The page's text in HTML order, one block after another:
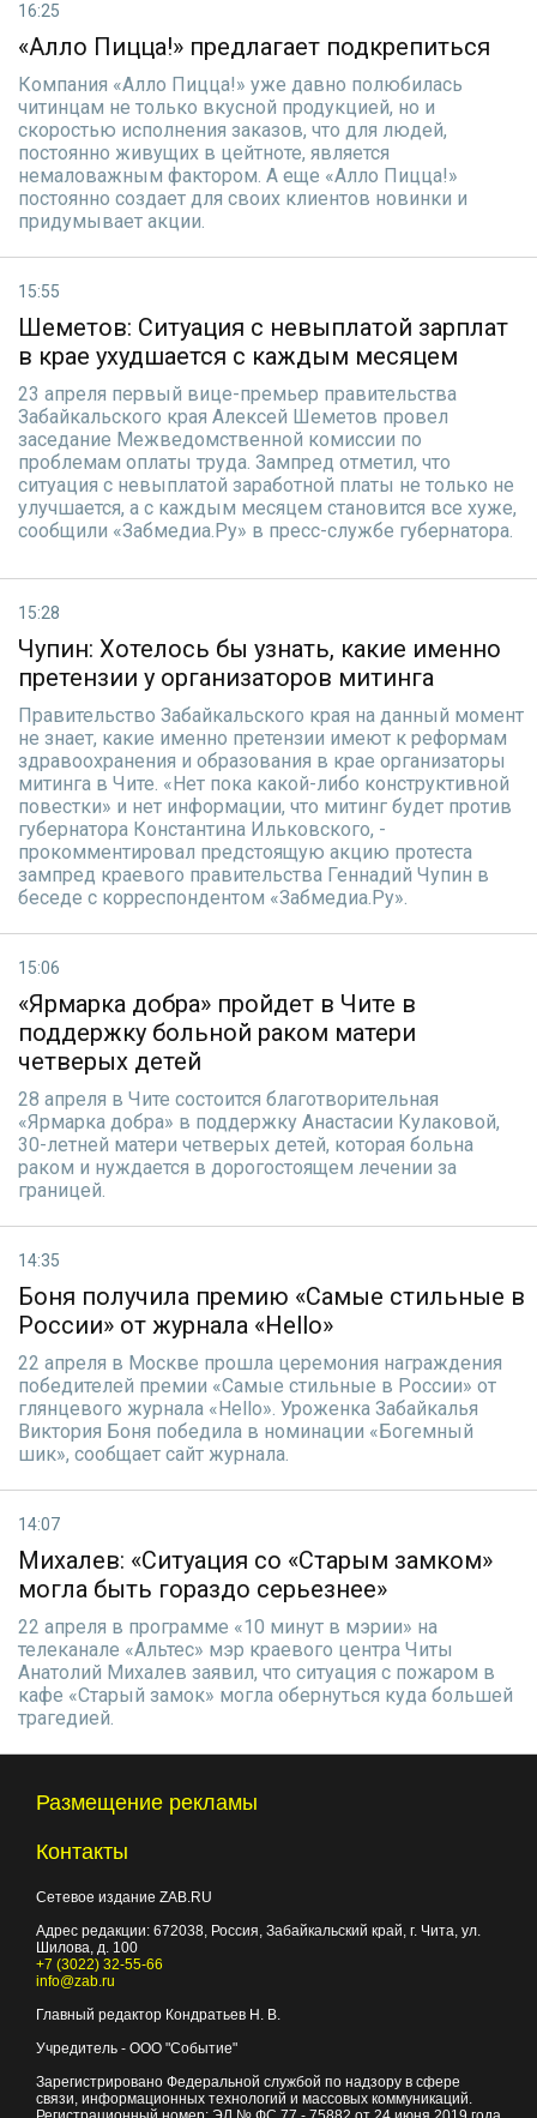
16:25
«Алло Пицца!» предлагает подкрепиться
Компания «Алло Пицца!» уже давно полюбилась
читинцам не только вкусной продукцией, но и
скоростью исполнения заказов, что для людей,
постоянно живущих в цейтноте, является
немаловажным фактором. А еще «Алло Пицца!»
постоянно создает для своих клиентов новинки и
придумывает акции.
15:55
Шеметов: Ситуация с невыплатой зарплат
в крае ухудшается с каждым месяцем
23 апреля первый вице-премьер правительства
Забайкальского края Алексей Шеметов провел
заседание Межведомственной комиссии по
проблемам оплаты труда. Зампред отметил, что
ситуация с невыплатой заработной платы не только не
улучшается, а с каждым месяцем становится все хуже,
сообщили «Забмедиа.Ру» в пресс-службе губернатора.
15:28
Чупин: Хотелось бы узнать, какие именно
претензии у организаторов митинга
Правительство Забайкальского края на данный момент
не знает, какие именно претензии имеют к реформам
здравоохранения и образования в крае организаторы
митинга в Чите. «Нет пока какой-либо конструктивной
повестки» и нет информации, что митинг будет против
губернатора Константина Ильковского, -
прокомментировал предстоящую акцию протеста
зампред краевого правительства Геннадий Чупин в
беседе с корреспондентом «Забмедиа.Ру».
15:06
«Ярмарка добра» пройдет в Чите в
поддержку больной раком матери
четверых детей
28 апреля в Чите состоится благотворительная
«Ярмарка добра» в поддержку Анастасии Кулаковой,
30-летней матери четверых детей, которая больна
раком и нуждается в дорогостоящем лечении за
границей.
14:35
Боня получила премию «Самые стильные в
России» от журнала «Hello»
22 апреля в Москве прошла церемония награждения
победителей премии «Самые стильные в России» от
глянцевого журнала «Hello». Уроженка Забайкалья
Виктория Боня победила в номинации «Богемный
шик», сообщает сайт журнала.
14:07
Михалев: «Ситуация со «Старым замком»
могла быть гораздо серьезнее»
22 апреля в программе «10 минут в мэрии» на
телеканале «Альтес» мэр краевого центра Читы
Анатолий Михалев заявил, что ситуация с пожаром в
кафе «Старый замок» могла обернуться куда большей
трагедией.
Размещение рекламы
Контакты
Сетевое издание ZAB.RU
Адрес редакции: 672038, Россия, Забайкальский край, г. Чита, ул.
Шилова, д. 100
+7 (3022) 32-55-66
info@zab.ru
Главный редактор Кондратьев Н. В.
Учредитель - ООО "Событие"
Зарегистрировано Федеральной службой по надзору в сфере
связи, информационных технологий и массовых коммуникаций.